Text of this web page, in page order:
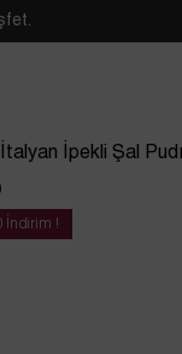
İpekli Şal
İndirim !